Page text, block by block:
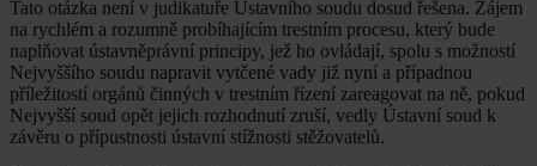
Tato otázka není v judikatuře Ústavního soudu dosud řešena. Zájem
na rychlém a rozumně probíhajícím trestním procesu, který bude
naplňovat ústavněprávní principy, jež ho ovládají, spolu s možností
Nejvyššího soudu napravit vytčené vady již nyní a případnou
příležitostí orgánů činných v trestním řízení zareagovat na ně, pokud
Nejvyšší soud opět jejich rozhodnutí zruší, vedly Ústavní soud k
závěru o přípustnosti ústavní stížnosti stěžovatelů.